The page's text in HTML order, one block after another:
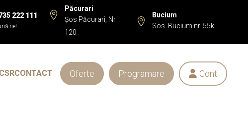
222 111
ne!

Păcurari
Șos Păcurari, Nr
120

Bucium
Sos. Bucium nr. 55k
CSRCONTACT Oferte Programare  Cont